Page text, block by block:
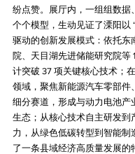
纷点赞。展厅内，一组组数据
个个模型，生动见证了溧阳以
驱动的创新发展模式：依托东
院、天目湖先进储能研究院等
计突破 37 项关键核心技术；
领域，聚焦新能源汽车零部件
细分赛道，形成与动力电池产
生态；从核心技术自主研发到
力，从绿色低碳转型到智能制
了一条县域经济高质量发展的